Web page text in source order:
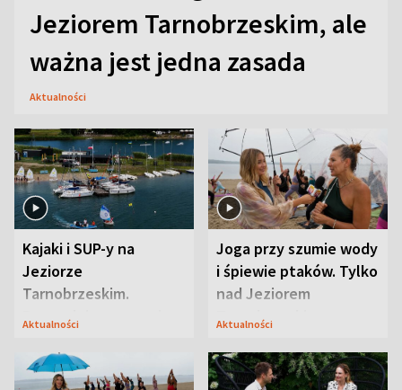
Jeziorem Tarnobrzeskim, ale
ważna jest jedna zasada
Aktualności
Kajaki i SUP-y na
Jeziorze
Tarnobrzeskim.
Przyrodnicy zwracają
Aktualności
Joga przy szumie wody
i śpiewie ptaków. Tylko
nad Jeziorem
Tarnobrzeskim
Aktualności